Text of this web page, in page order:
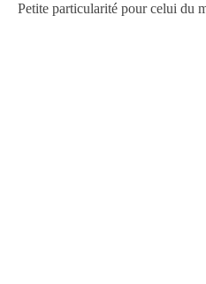
Petite particularité pour celui du